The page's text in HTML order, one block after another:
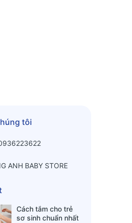
tôi
ANH BABY STORE
Cách tắm cho trẻ
sơ sinh chuẩn nhất